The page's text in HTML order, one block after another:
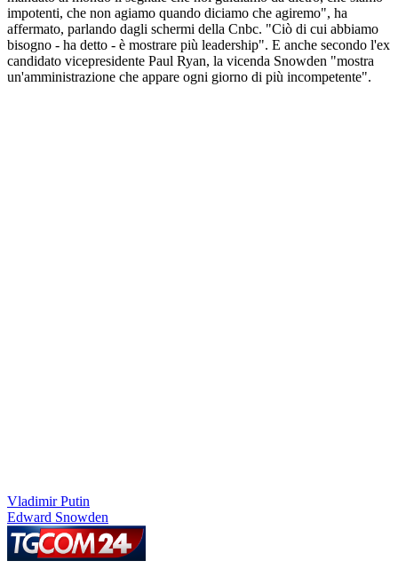
impotenti, che non agiamo quando diciamo che agiremo", ha
affermato, parlando dagli schermi della Cnbc. "Ciò di cui abbiamo
bisogno - ha detto - è mostrare più leadership". E anche secondo l'ex
candidato vicepresidente Paul Ryan, la vicenda Snowden "mostra
un'amministrazione che appare ogni giorno di più incompetente".
Vladimir Putin
Edward Snowden